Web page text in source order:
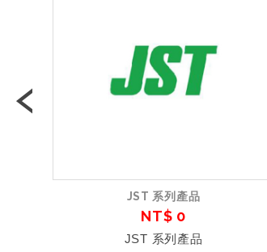
JST 系列產品
NT$ 0
JST 系列產品